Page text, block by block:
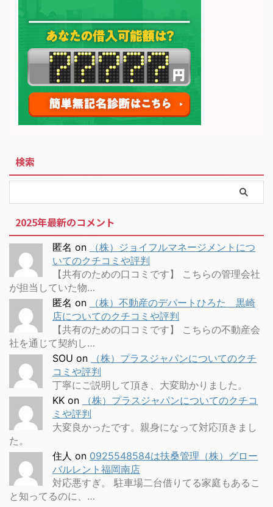
検索
2025年最新のコメント
匿名 on
（株）ジョイフルマネージメントにつ
いてのクチコミや評判
【共有のための口コミです】 こちらの管理会社
が担当していた物…
匿名 on
（株）不動産のデパートひろた 黒崎
店についてのクチコミや評判
【共有のための口コミです】 こちらの不動産会
社を通じて契約し…
SOU on
（株）プラスジャパンについてのクチ
コミや評判
丁寧にご説明して頂き、大変助かりました。
KK on
（株）プラスジャパンについてのクチコ
ミや評判
大変良かったです。親身になって対応頂きまし
た。
住人 on 0925548584は扶桑管理（株）グロー
バルレント福岡南店
対応悪すぎ。 駐車場二台借りてる家庭もあるこ
と知ってるのに、…